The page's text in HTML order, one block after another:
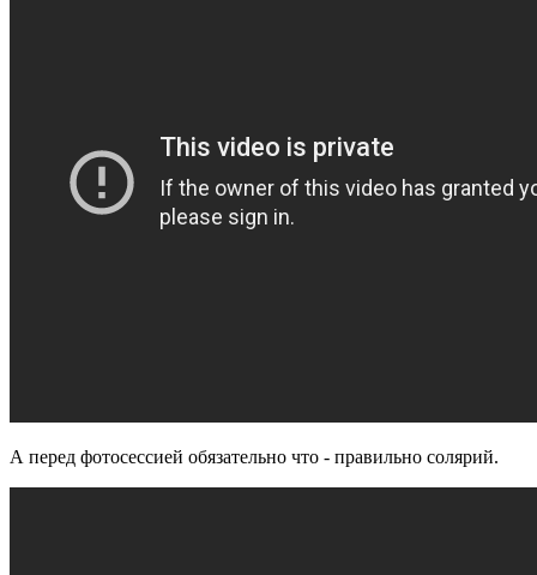
А перед фотосессией обязательно что - правильно солярий.